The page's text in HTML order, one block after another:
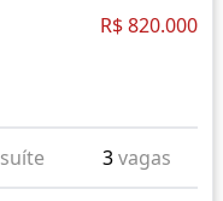
R$ 820.000
suíte 3vagas